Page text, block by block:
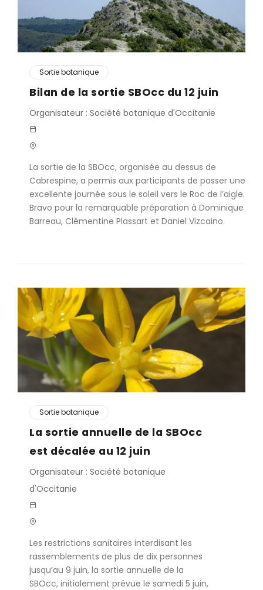
Sortie botanique
Bilan de la sortie SBOcc du 12 juin
Organisateur : Société botanique d'Occitanie
La sortie de la SBOcc, organisée au dessus de
Cabrespine, a permis aux participants de passer une
excellente journée sous le soleil vers le Roc de l’aigle.
Bravo pour la remarquable préparation à Dominique
Barreau, Clémentine Plassart et Daniel Vizcaino.
Sortie botanique
La sortie annuelle de la SBOcc
est décalée au 12 juin
Organisateur : Société botanique
d'Occitanie
Les restrictions sanitaires interdisant les
rassemblements de plus de dix personnes
jusqu’au 9 juin, la sortie annuelle de la
SBOcc, initialement prévue le samedi 5 juin,